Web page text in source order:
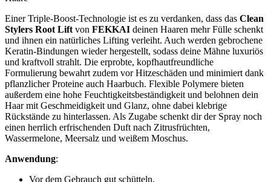
Einer Triple-Boost-Technologie ist es zu verdanken, dass das Clean
Stylers Root Lift von FEKKAI deinen Haaren mehr Fülle schenkt
und ihnen ein natürliches Lifting verleiht. Auch werden gebrochene
Keratin-Bindungen wieder hergestellt, sodass deine Mähne luxuriös
und kraftvoll strahlt. Die erprobte, kopfhautfreundliche
Formulierung bewahrt zudem vor Hitzeschäden und minimiert dank
pflanzlicher Proteine auch Haarbuch. Flexible Polymere bieten
außerdem eine hohe Feuchtigkeitsbeständigkeit und belohnen dein
Haar mit Geschmeidigkeit und Glanz, ohne dabei klebrige
Rückstände zu hinterlassen. Als Zugabe schenkt dir der Spray noch
einen herrlich erfrischenden Duft nach Zitrusfrüchten,
Wassermelone, Meersalz und weißem Moschus.
Anwendung:
Vor dem Gebrauch gut schütteln.